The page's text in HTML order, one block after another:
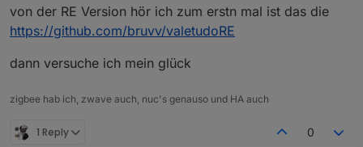
installiert ist, das Problematische war immer die
von der RE Version hör ich zum erstn mal ist das die
https://github.com/bruvv/valetudoRE
dann versuche ich mein glück
zigbee hab ich, zwave auch, nuc's genauso und HA auch
1 Reply 0